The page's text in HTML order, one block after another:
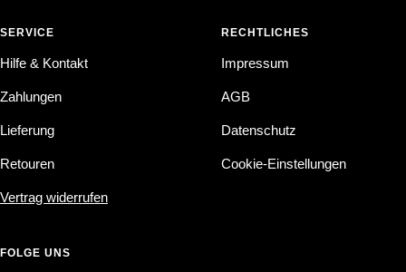
SERVICE
Hilfe & Kontakt
Zahlungen
Lieferung
Retouren
Vertrag widerrufen
RECHTLICHES
Impressum
AGB
Datenschutz
Cookie-Einstellungen
FOLGE UNS